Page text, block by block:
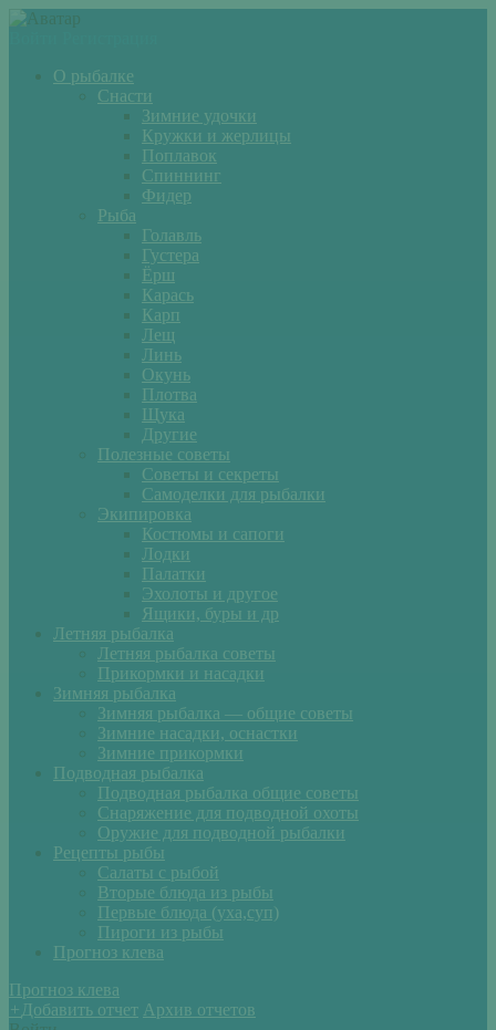
О рыбалке
Снасти
Зимние удочки
Кружки и жерлицы
Поплавок
Спиннинг
Фидер
Рыба
Голавль
Густера
Ёрш
Карась
Карп
Лещ
Линь
Окунь
Плотва
Щука
Другие
Полезные советы
Советы и секреты
Самоделки для рыбалки
Экипировка
Костюмы и сапоги
Лодки
Палатки
Эхолоты и другое
Ящики, буры и др
Летняя рыбалка
Летняя рыбалка советы
Прикормки и насадки
Зимняя рыбалка
Зимняя рыбалка — общие советы
Зимние насадки, оснастки
Зимние прикормки
Подводная рыбалка
Подводная рыбалка общие советы
Снаряжение для подводной охоты
Оружие для подводной рыбалки
Рецепты рыбы
Салаты с рыбой
Вторые блюда из рыбы
Первые блюда (уха,суп)
Пироги из рыбы
Прогноз клева
Прогноз клева
+ Добавить отчет Архив отчетов